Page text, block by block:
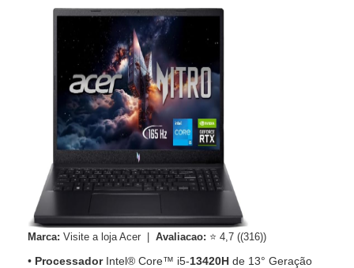
Marca: Visite a loja Acer | Avaliacao: ⭐ 4,7 ((316))
• ProcessadorIntel® Core™ i5-13420H de 13° Geração